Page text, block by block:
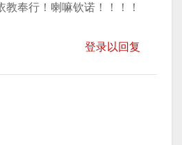
教奉行！喇嘛钦诺！！！！
登录以回复